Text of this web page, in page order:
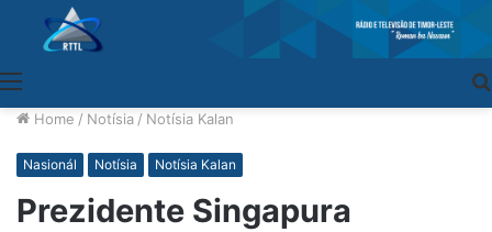
Home / Notísia / Notísia Kalan
Nasionál Notísia Notísia Kalan
Prezidente Singapura